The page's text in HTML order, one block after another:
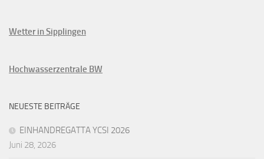
Wetter in Sipplingen
Hochwasserzentrale BW
NEUESTE BEITRÄGE
EINHANDREGATTA YCSI 2026
Juni 28, 2026